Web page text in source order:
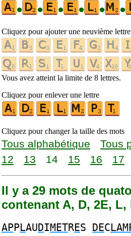
•
• • • • •
Cliquez pour ajouter une neuvième lettre
Vous avez atteint la limite de 8 lettres.
Cliquez pour enlever une lettre
Cliquez pour changer la taille des mots
Tous alphabétique Tous
12
13 14 15 16 17
Il y a 29 mots de
contenant A, D, 2E, L,
APPLAUDIMETRES DEC